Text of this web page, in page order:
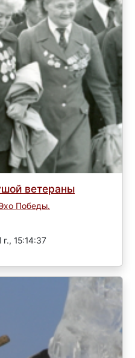
ветераны
Победы.
15:14:37